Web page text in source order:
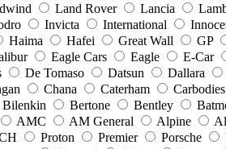
Land Rover Lancia
Invicta International
Haima Hafei Great Wall GP
Eagle Cars Eagle E-Car
De Tomaso Datsun Dallara
Chana Caterham Carbodies
Bilenkin Bertone Bentley
AMC AM General Alpine
Proton Premier Porsche